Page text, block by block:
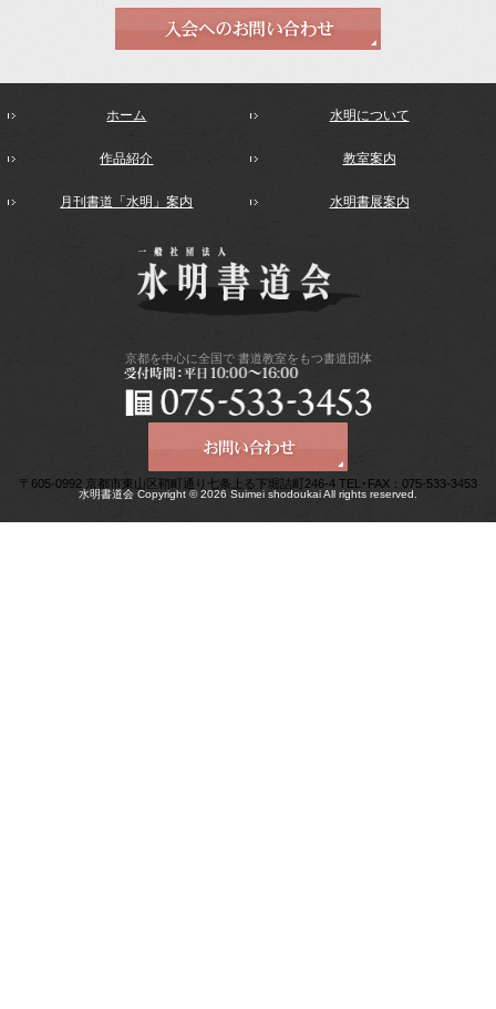
ホーム 水明について
作品紹介 教室案内
月刊書道「水明」案内 水明書展案内
京都を中心に全国で書道教室をもつ書道団体
〒605-0992 京都市東山区鞘町通り七条上る下堀詰町246-4 TEL･FAX：075-533-3453
水明書道会 Copyright © 2026 Suimei shodoukai All rights reserved.